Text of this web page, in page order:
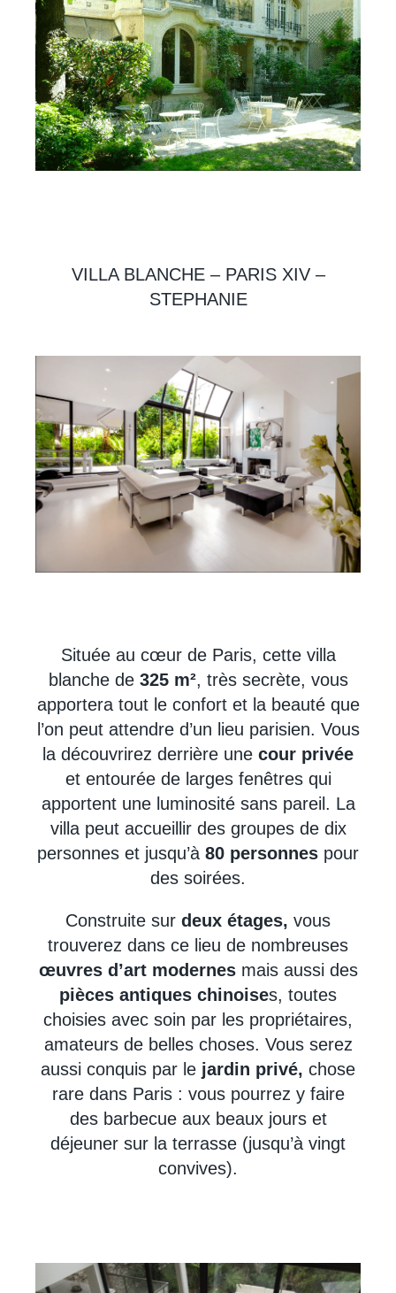
VILLA BLANCHE – PARIS XIV –
STEPHANIE
Située au cœur de Paris, cette villa
blanche de 325 m², très secrète, vous
apportera tout le confort et la beauté que
l’on peut attendre d’un lieu parisien. Vous
la découvrirez derrière une cour privée
et entourée de larges fenêtres qui
apportent une luminosité sans pareil. La
villa peut accueillir des groupes de dix
personnes et jusqu’à 80 personnes pour
des soirées.
Construite sur deux étages, vous
trouverez dans ce lieu de nombreuses
œuvres d’art modernesmais aussi des
pièces antiques chinoises, toutes
choisies avec soin par les propriétaires,
amateurs de belles choses. Vous serez
aussi conquis par le jardin privé, chose
rare dans Paris : vous pourrez y faire
des barbecue aux beaux jours et
déjeuner sur la terrasse (jusqu’à vingt
convives).